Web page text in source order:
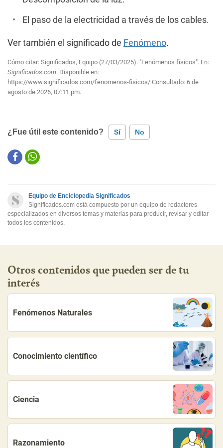
El paso de la electricidad a través de los cables.
Ver también el significado de Fenómeno.
Cómo citar: Significados, Equipo (27/03/2025). "Fenómenos físicos". En:
Significados.com. Disponible en:
https://www.significados.com/fenomenos-fisicos/ Consultado: 6 de
agosto de 2026, 07:11 pm.
¿Fue útil este contenido? Sí No
Este contenido contiene información incorrecta
Otro
Equipo de Enciclopedia Significados
Significados.com está compuesto por un equipo de redactores
especializados en diversos temas y materias para producir, revisar y editar
todos los contenidos.
Otros contenidos que pueden ser de tu
interés
Fenómenos Naturales
Conocimiento científico
Ciencia
Razonamiento